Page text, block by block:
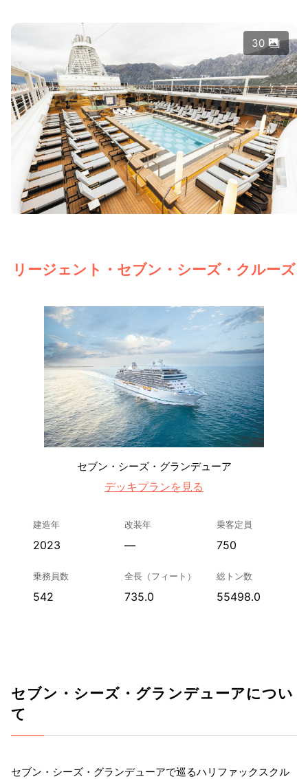
30
リージェント・セブン・シーズ・クルーズ
セブン・シーズ・グランデューア
デッキプランを見る
建造年
2023
改装年
—
乗客定員
750
乗務員数
542
全長（フィート）
735.0
総トン数
55498.0
セブン・シーズ・グランデューアについ
て
セブン・シーズ・グランデューアで巡るハリファックスクル